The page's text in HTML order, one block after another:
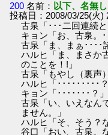
200 名前： 以下、名無
投稿日：2008/03/25(火)
古泉「･･･二回連続
キョン「お、古泉。
古泉「ま、まぁ････
ハルヒ「ま、まさか
のことを！!」
古泉「もやし（裏声
ハルヒ「･････････？
キョン「･･･････？」
古泉「い、いえなん
ません。」
ハルヒ「そ、そう？
谷口「おい、古泉。